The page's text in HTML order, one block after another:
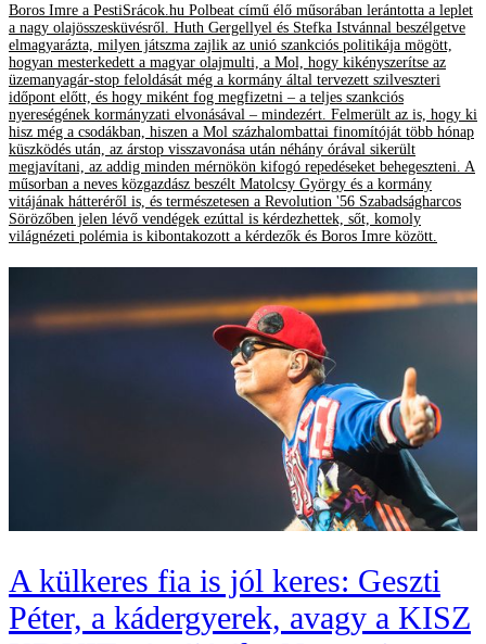
Boros Imre a PestiSrácok.hu Polbeat című élő műsorában lerántotta a leplet
a nagy olajösszesküvésről. Huth Gergellyel és Stefka Istvánnal beszélgetve
elmagyarázta, milyen játszma zajlik az unió szankciós politikája mögött,
hogyan mesterkedett a magyar olajmulti, a Mol, hogy kikényszerítse az
üzemanyagár-stop feloldását még a kormány által tervezett szilveszteri
időpont előtt, és hogy miként fog megfizetni – a teljes szankciós
nyereségének kormányzati elvonásával – mindezért. Felmerült az is, hogy ki
hisz még a csodákban, hiszen a Mol százhalombattai finomítóját több hónap
küszködés után, az árstop visszavonása után néhány órával sikerült
megjavítani, az addig minden mérnökön kifogó repedéseket behegeszteni. A
műsorban a neves közgazdász beszélt Matolcsy György és a kormány
vitájának hátteréről is, és természetesen a Revolution '56 Szabadságharcos
Sörözőben jelen lévő vendégek ezúttal is kérdezhettek, sőt, komoly
világnézeti polémia is kibontakozott a kérdezők és Boros Imre között.
A külkeres fia is jól keres: Geszti
Péter, a kádergyerek, avagy a KISZ